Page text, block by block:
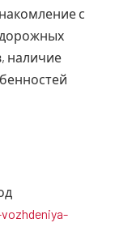
с
наличие